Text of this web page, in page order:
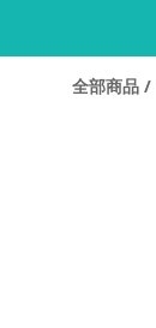
全部商品 /